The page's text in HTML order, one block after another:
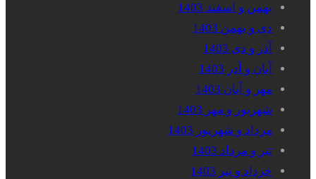
بهمن و اسفند 1403
دی و بهمن 1403
آذر و دی 1403
آبان و آذر 1403
مهر و آبان 1403
شهریور و مهر 1403
مرداد و شهریور 1403
تیر و مرداد 1403
خرداد و تیر 1403